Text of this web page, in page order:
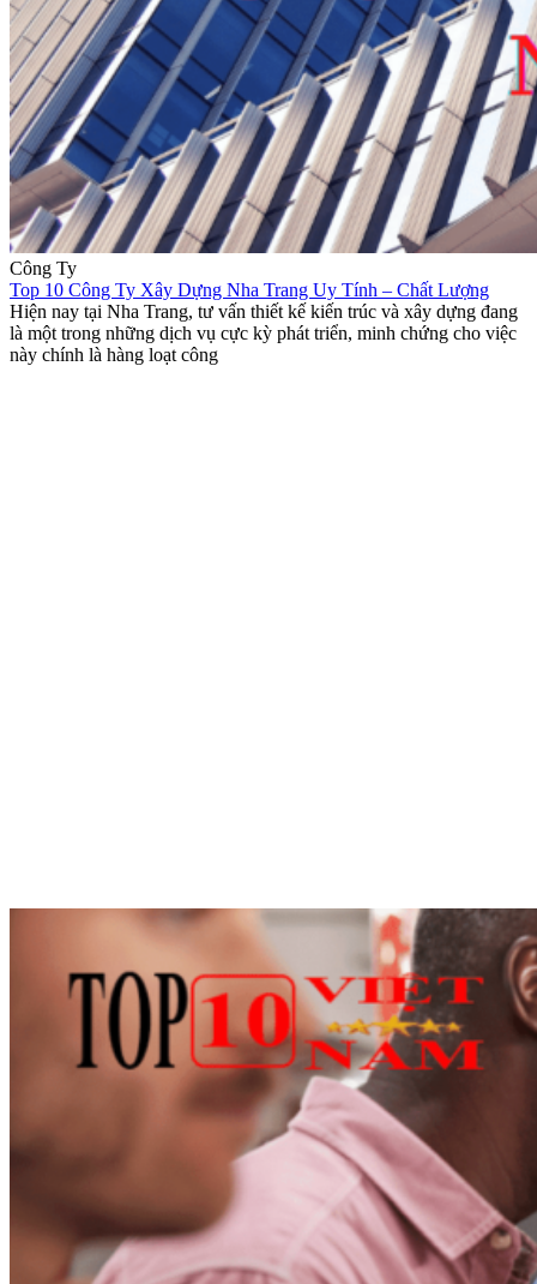
Công Ty
Top 10 Công Ty Xây Dựng Nha Trang Uy Tính – Chất Lượng
Hiện nay tại Nha Trang, tư vấn thiết kế kiến trúc và xây dựng đang
là một trong những dịch vụ cực kỳ phát triển, minh chứng cho việc
này chính là hàng loạt công